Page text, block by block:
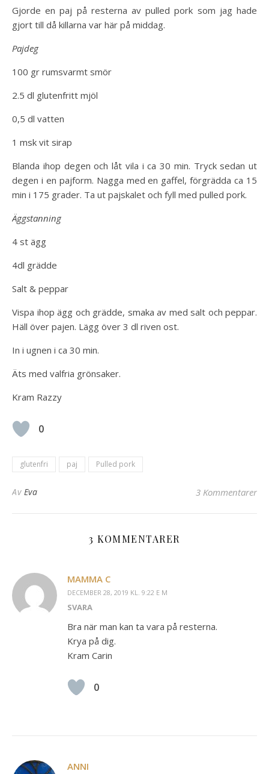
Gjorde en paj på resterna av pulled pork som jag hade
gjort till då killarna var här på middag.
Pajdeg
100 gr rumsvarmt smör
2.5 dl glutenfritt mjöl
0,5 dl vatten
1 msk vit sirap
Blanda ihop degen och låt vila i ca 30 min. Tryck sedan ut
degen i en pajform. Nagga med en gaffel, förgrädda ca 15
min i 175 grader. Ta ut pajskalet och fyll med pulled pork.
Äggstanning
4 st ägg
4dl grädde
Salt & peppar
Vispa ihop ägg och grädde, smaka av med salt och peppar.
Häll över pajen. Lägg över 3 dl riven ost.
In i ugnen i ca 30 min.
Äts med valfria grönsaker.
Kram Razzy
0
glutenfri paj Pulled pork
Av Eva 3 Kommentarer
3 KOMMENTARER
MAMMA C
DECEMBER 28, 2019 KL. 9:22 E M
SVARA
Bra när man kan ta vara på resterna.
Krya på dig.
Kram Carin
0
ANNI